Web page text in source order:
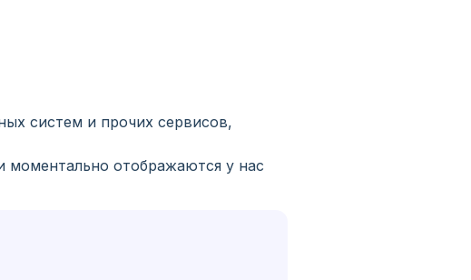
систем и прочих сервисов,
моментально отображаются у нас